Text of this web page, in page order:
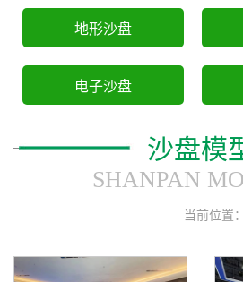
地形沙盘
电子沙盘
沙盘模
SHANPAN
当前位置：